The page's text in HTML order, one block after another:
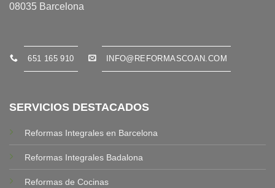
08035 Barcelona
651 165 910 INFO@REFORMASCOAN.COM
SERVICIOS DESTACADOS
Reformas Integrales en Barcelona
Reformas Integrales Badalona
Reformas de Cocinas